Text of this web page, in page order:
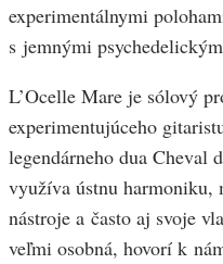
experimentálnymi
s jemnými
L’Ocelle Mare je sólový
experimentujúceho
legendárneho dua Cheval
využíva ústnu harmoniku,
nástroje a často aj svoje
veľmi osobná, hovorí k